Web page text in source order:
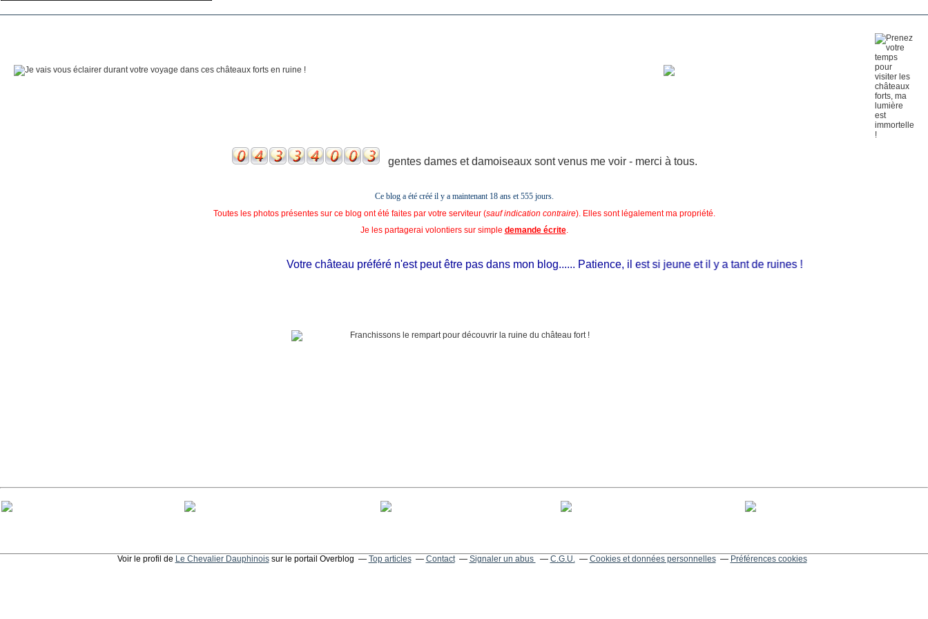
gentes dames et damoiseaux sont venus me voir - merci à tous.
Ce blog a été créé il y a maintenant 18 ans et555 jours.
Toutes les photos présentes sur ce blog ont été faites par votre serviteur (sauf indication contraire). Elles sont légalement ma propriété.
Je les partagerai volontiers sur simple demande écrite.
Votre château préféré n'est peut être pas dans mon blog...... Patience, il est si jeune et il y a tant de ruines !
Voir le profil de Le Chevalier Dauphinoissur le portail Overblog Top articles Contact Signaler un abus C.G.U. Cookies et données personnelles Préférences cookies